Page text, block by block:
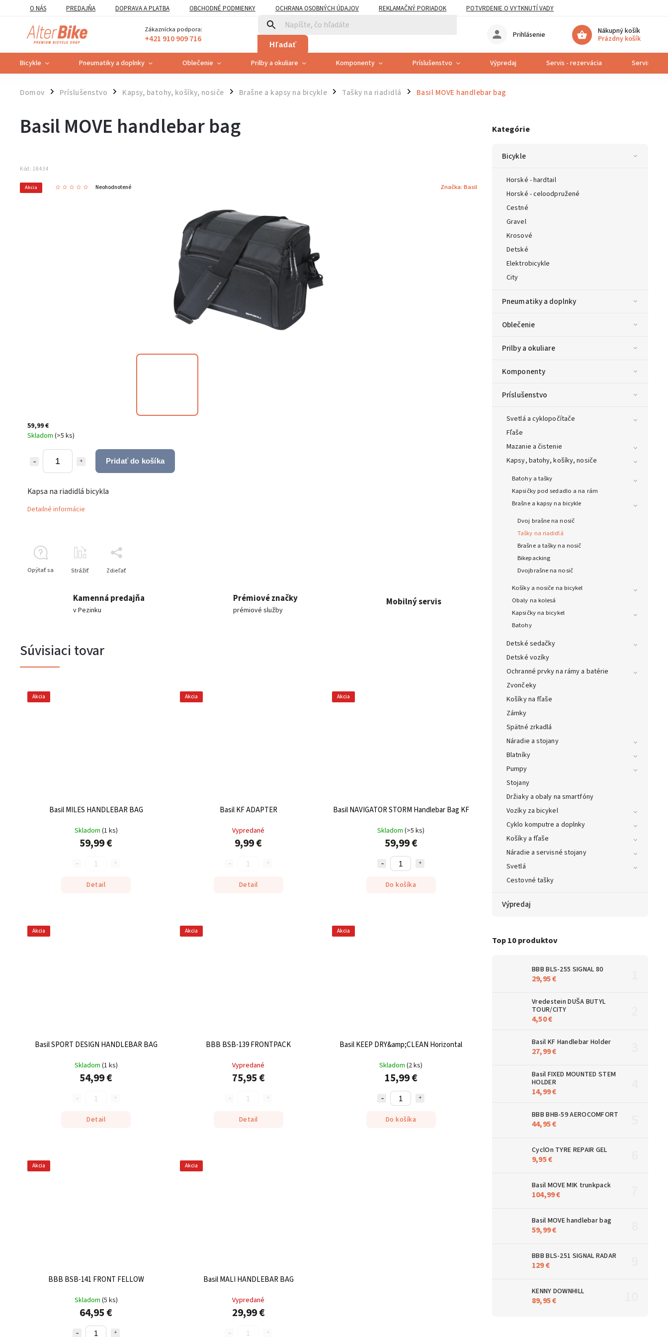
O NÁS PREDAJŇA DOPRAVA A PLATBA OBCHODNÉ PODMIENKY OCHRANA OSOBNÝCH ÚDAJOV REKLAMAČNÝ PORIADOK
POTVRDENIE O VYTKNUTÍ VADY
POUČENIE O UPLATNENÍ PRÁVA SPOTREBITEĽA NA ODSTÚPENIE
Zákaznícka podpora:
+421 910 909 716 Hľadať
Nákupný košík
Prázdny košík
Prihlásenie
Bicykle Pneumatiky a doplnky Oblečenie Prilby a okuliare Komponenty Príslušenstvo Výpredaj Servis - rezervácia Servis
Domov / Príslušenstvo / Kapsy, batohy, košíky, nosiče / Brašne a kapsy na bicykle / Tašky na riadidlá / Basil MOVE handlebar bag
Kategórie
Bicykle
Horské - hardtail
Horské - celoodpružené
Cestné
Gravel
Krosové
Detské
Elektrobicykle
City
Pneumatiky a doplnky
Oblečenie
Prilby a okuliare
Komponenty
Príslušenstvo
Svetlá a cyklopočítače
Fľaše
Mazanie a čistenie
Kapsy, batohy, košíky, nosiče
Batohy a tašky
Kapsičky pod sedadlo a na rám
Brašne a kapsy na bicykle
Dvoj brašne na nosič
Tašky na riadidlá
Brašne a tašky na nosič
Bikepacking
Dvojbrašne na nosič
Košíky a nosiče na bicykel
Obaly na kolesá
Kapsičky na bicykel
Batohy
Detské sedačky
Detské vozíky
Ochranné prvky na rámy a batérie
Zvončeky
Košíky na fľaše
Zámky
Spätné zrkadlá
Náradie a stojany
Blatníky
Pumpy
Stojany
Držiaky a obaly na smartfóny
Vozíky za bicykel
Cyklo komputre a doplnky
Košíky a fľaše
Náradie a servisné stojany
Svetlá
Cestovné tašky
Výpredaj
Top 10 produktov
BBB BLS-255 SIGNAL 80
29,95 €
Vredestein DUŠA BUTYL
TOUR/CITY
4,50 €
Basil KF Handlebar Holder
27,99 €
Basil FIXED MOUNTED STEM
HOLDER
14,99 €
BBB BHB-59 AEROCOMFORT
44,95 €
CyclOn TYRE REPAIR GEL
9,95 €
Basil MOVE MIK trunkpack
104,99 €
Basil MOVE handlebar bag
59,99 €
BBB BLS-251 SIGNAL RADAR
129 €
KENNY DOWNHILL
89,95 €
Basil MOVE handlebar bag
Kód: 18434
Akcia Neohodnotené Značka: Basil
59,99 €
Skladom (>5 ks)
Pridať do košíka
Kapsa na riadidlá bicykla
Detailné informácie
Opýtať sa Strážiť Zdieľať
Kamenná predajňa
v Pezinku
Prémiové značky
prémiové služby
Mobilný servis
Súvisiaci tovar
Akcia
Basil MILES HANDLEBAR BAG
Skladom (1 ks)
59,99 €
Detail
Akcia
Basil KF ADAPTER
Vypredané
9,99 €
Detail
Akcia
Basil NAVIGATOR STORM Handlebar Bag KF
Skladom(>5 ks)
59,99 €
Do košíka
Akcia
Basil SPORT DESIGN HANDLEBAR BAG
Skladom (1 ks)
54,99 €
Detail
Akcia
BBB BSB-139 FRONTPACK
Vypredané
75,95 €
Detail
Akcia
Basil KEEP DRY&amp;CLEAN Horizontal
Skladom(2 ks)
15,99 €
Do košíka
Akcia
BBB BSB-141 FRONT FELLOW
Skladom (5 ks)
64,95 €
Akcia
Basil MALI HANDLEBAR BAG
Vypredané
29,99 €